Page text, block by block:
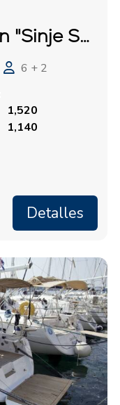
Elan 384 Impression "Sinje Sanje"
6 + 2
1,520
1,140
Detalles